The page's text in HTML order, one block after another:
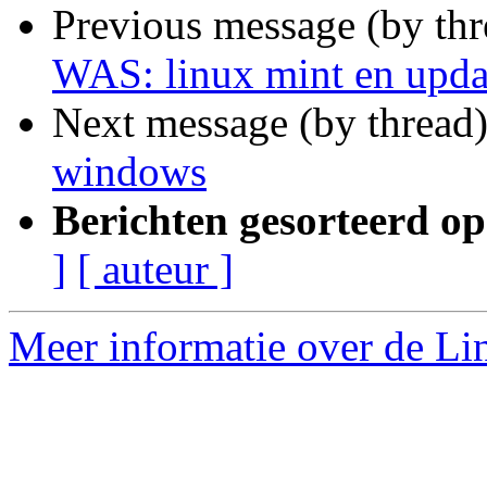
Previous message (by
WAS: linux mint en
Next message (by
windows
Berichten gesorteerd
] [ auteur ]
Meer informatie over de